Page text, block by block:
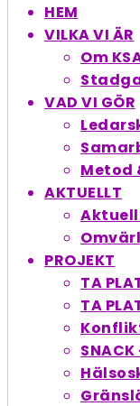
HEM
VILKA VI ÄR
Om
VAD VI GÖR
Metod
AKTUELLT
PROJEKT
TA
TA